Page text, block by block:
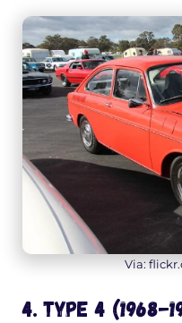
Via:
4. Type 4 (1968-